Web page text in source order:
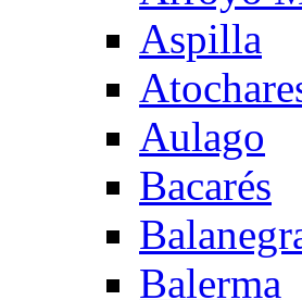
Aspilla
Aulago
Bacarés
Balerma